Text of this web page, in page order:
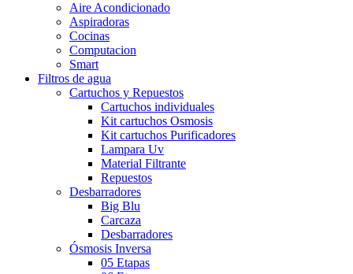
Aire Acondicionado
Aspiradoras
Cocinas
Computacion
Smart
Filtros de agua
Cartuchos y Repuestos
Cartuchos individuales
Kit cartuchos Osmosis
Kit cartuchos Purificadores
Lampara Uv
Material Filtrante
Repuestos
Desbarradores
Big Blu
Carcaza
Desbarradores
Ósmosis Inversa
05 Etapas